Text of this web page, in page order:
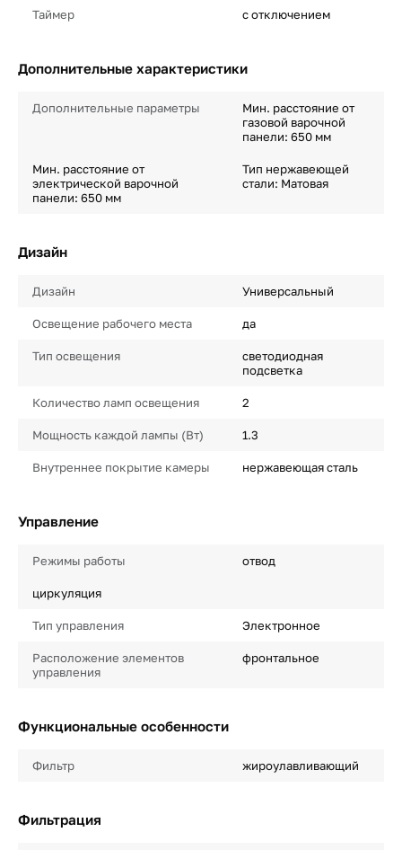
Таймер с отключением
Дополнительные характеристики
Дополнительные параметры
Мин. расстояние от
газовой варочной
панели: 650 мм
Мин. расстояние от
электрической варочной
панели: 650 мм
Тип нержавеющей
стали: Матовая
Дизайн
Дизайн Универсальный
Освещение рабочего места да
Тип освещения
светодиодная
подсветка
Количество ламп освещения 2
Мощность каждой лампы (Вт) 1.3
Внутреннее покрытие камеры нержавеющая сталь
Управление
Режимы работы отвод
циркуляция
Тип управления Электронное
Расположение элементов
управления
фронтальное
Функциональные особенности
Фильтр жироулавливающий
Фильтрация